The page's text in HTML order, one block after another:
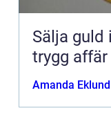
Sälja guld i
trygg
Amanda Eklund